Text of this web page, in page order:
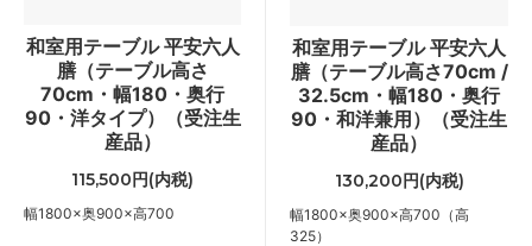
和室用テーブル 平安六人
膳（テーブル高さ
70cm・幅180・奥行
90・洋タイプ）（受注生
産品）
115,500円(内税)
幅1800×奥900×高700
和室用テーブル 平安六人
膳（テーブル高さ70cm /
32.5cm・幅180・奥行
90・和洋兼用）（受注生
産品）
130,200円(内税)
幅1800×奥900×高700（高
325）